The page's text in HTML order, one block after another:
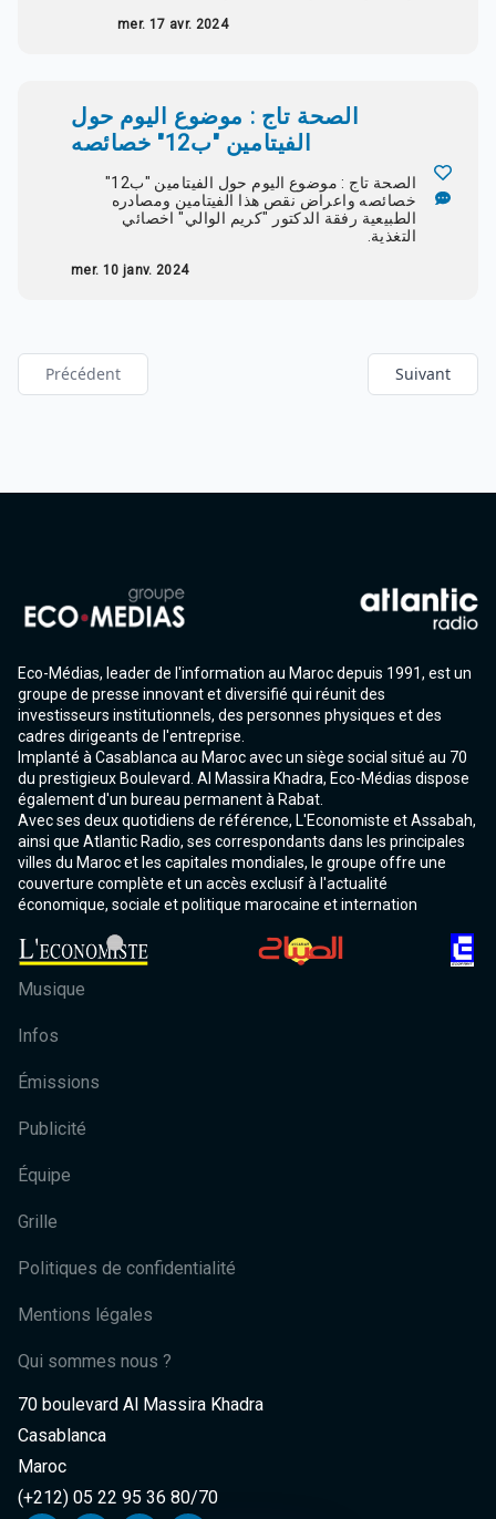
mer. 17 avr. 2024
الصحة تاج : موضوع اليوم حول
الفيتامين "ب12" خصائصه
الصحة تاج : موضوع اليوم حول الفيتامين "ب12"
خصائصه واعراض نقص هذا الفيتامين ومصادره
الطبيعية رفقة الدكتور "كريم الوالي" اخصائي
التغذية.
mer. 10 janv. 2024
Précédent Suivant
Eco-Médias, leader de l'information au Maroc depuis 1991, est un
groupe de presse innovant et diversifié qui réunit des
investisseurs institutionnels, des personnes physiques et des
cadres dirigeants de l'entreprise.
Implanté à Casablanca au Maroc avec un siège social situé au 70
du prestigieux Boulevard. Al Massira Khadra, Eco-Médias dispose
également d'un bureau permanent à Rabat.
Avec ses deux quotidiens de référence, L'Economiste et Assabah,
ainsi que Atlantic Radio, ses correspondants dans les principales
villes du Maroc et les capitales mondiales, le groupe offre une
couverture complète et un accès exclusif à l'actualité
économique, sociale et politique marocaine et internation
Musique
Infos
Émissions
Publicité
Équipe
Grille
Politiques de confidentialité
Mentions légales
Qui sommes nous ?
70 boulevard Al Massira Khadra
Casablanca
Maroc
(+212) 05 22 95 36 80/70